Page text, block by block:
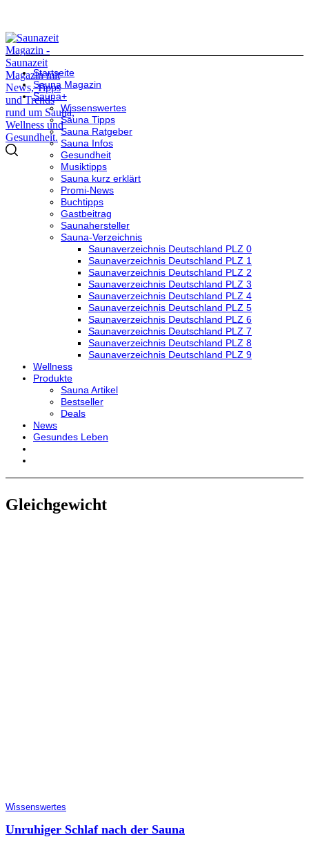
Startseite
Sauna Magazin
Sauna+
Wissenswertes
Sauna Tipps
Sauna Ratgeber
Sauna Infos
Gesundheit
Musiktipps
Sauna kurz erklärt
Promi-News
Buchtipps
Gastbeitrag
Saunahersteller
Sauna-Verzeichnis
Saunaverzeichnis Deutschland PLZ 0
Saunaverzeichnis Deutschland PLZ 1
Saunaverzeichnis Deutschland PLZ 2
Saunaverzeichnis Deutschland PLZ 3
Saunaverzeichnis Deutschland PLZ 4
Saunaverzeichnis Deutschland PLZ 5
Saunaverzeichnis Deutschland PLZ 6
Saunaverzeichnis Deutschland PLZ 7
Saunaverzeichnis Deutschland PLZ 8
Saunaverzeichnis Deutschland PLZ 9
Wellness
Produkte
Sauna Artikel
Bestseller
Deals
News
Gesundes Leben
Gleichgewicht
Wissenswertes
Unruhiger Schlaf nach der Sauna